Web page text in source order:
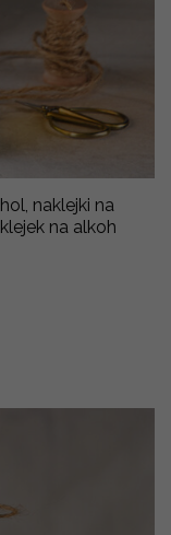
naklejki na
na alkoh